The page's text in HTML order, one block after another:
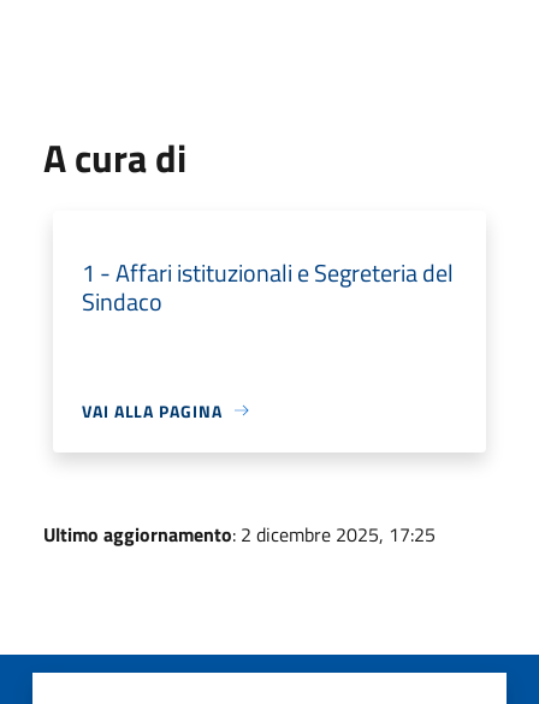
A cura di
1 - Affari istituzionali e Segreteria del
Sindaco
VAI ALLA PAGINA
Ultimo aggiornamento: 2 dicembre 2025, 17:25